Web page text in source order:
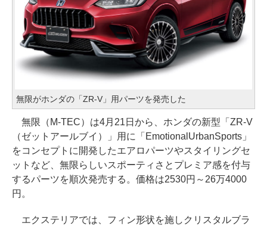
無限がホンダの「ZR-V」用パーツを発売した
無限（M-TEC）は4月21日から、ホンダの新型「ZR-V
（ゼットアールブイ）」用に「EmotionalUrbanSports」
をコンセプトに開発したエアロパーツやスタイリングセ
ットなど、無限らしいスポーティさとプレミア感を付与
するパーツを順次発売する。価格は2530円～26万4000
円。
エクステリアでは、フィン形状を施しクリスタルブラ